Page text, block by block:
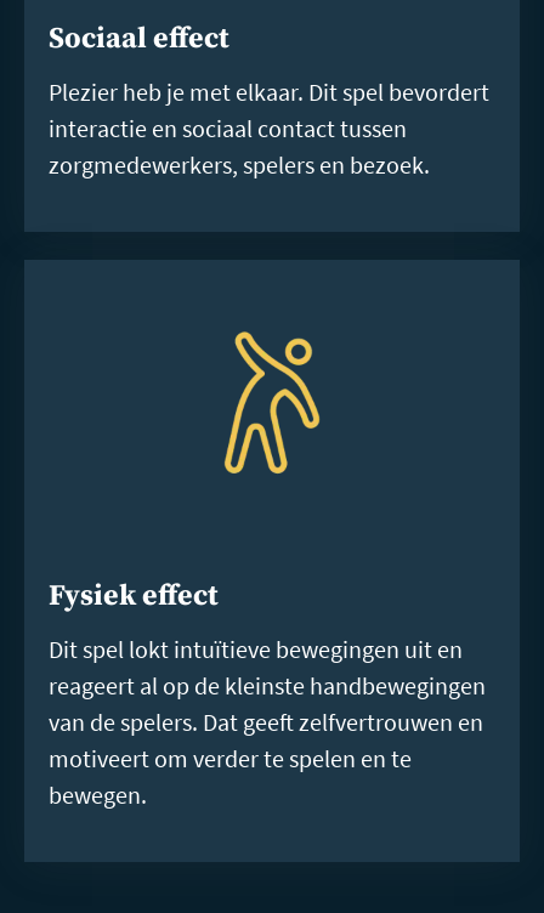
Sociaal effect
Plezier heb je met elkaar. Dit spel bevordert
interactie en sociaal contact tussen
zorgmedewerkers, spelers en bezoek.
Fysiek effect
Dit spel lokt intuïtieve bewegingen uit en
reageert al op de kleinste handbewegingen
van de spelers. Dat geeft zelfvertrouwen en
motiveert om verder te spelen en te
bewegen.